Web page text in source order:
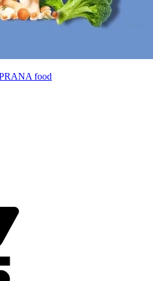
food